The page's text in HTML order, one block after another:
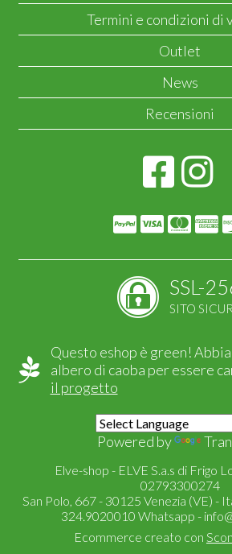
Termini e condizioni di
Outlet
News
Recensioni
SSL-
SITO
Questo eshop è green!
albero di caoba per essere
il progetto
Powered by
Elve-shop - ELVE S.a.s di Frigo
02793300274
San Polo, 667 - 30125 Venezia (VE) -
324.9020010 Whatsapp -
Ecommerce creato con